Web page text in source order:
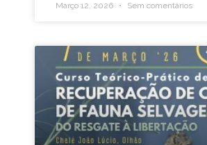
Março 12, 2026 Sem comentários